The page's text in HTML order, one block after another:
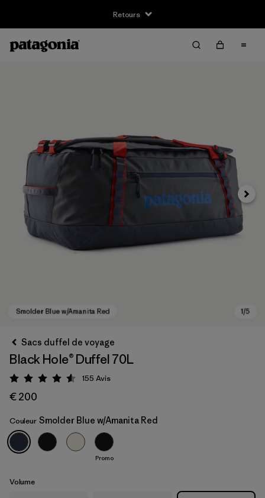
Retours
Smolder Blue w/Amanita Red
Sacs duffel de voyage
Black Hole® Duffel 70L
Évaluation: 4.6 / 5
155 Avis
€ 200
Couleur Smolder Blue w/Amanita Red
Promo
Volume